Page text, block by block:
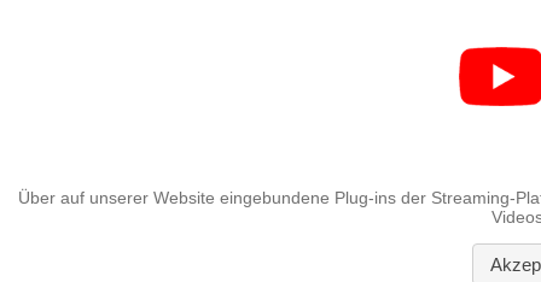
Über auf unserer Website eingebundene Plug-ins der Streaming-